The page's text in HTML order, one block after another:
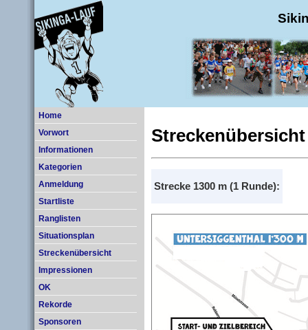
Home
Vorwort
Informationen
Kategorien
Anmeldung
Startliste
Ranglisten
Situationsplan
Streckenübersicht
Impressionen
OK
Rekorde
Sponsoren
Streckenübersicht
Strecke 1300 m (1 Runde):